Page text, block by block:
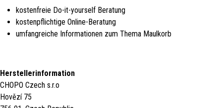
kostenfreie Do-it-yourself Beratung
kostenpflichtige Online-Beratung
umfangreiche Informationen zum Thema Maulkorb
Herstellerinformation
CHOPO Czech s.r.o
Hovězí 75